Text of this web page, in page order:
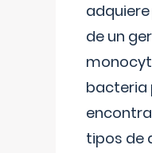
de un
bacteria
tipos de